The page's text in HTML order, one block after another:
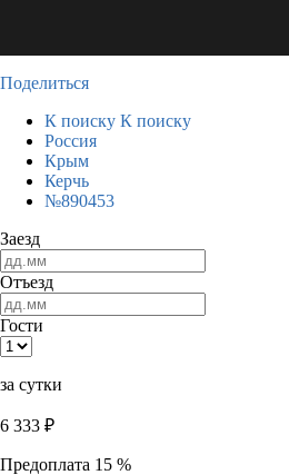
Поделиться
К поиску К поиску
Россия
Крым
Керчь
№890453
Заезд
Отъезд
Гости
за сутки
6 333 ₽
Предоплата 15 %